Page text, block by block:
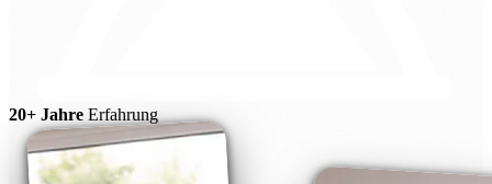
20+ Jahre Erfahrung